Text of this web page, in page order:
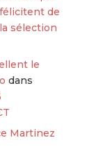
de
sélection
le
dans
Martinez